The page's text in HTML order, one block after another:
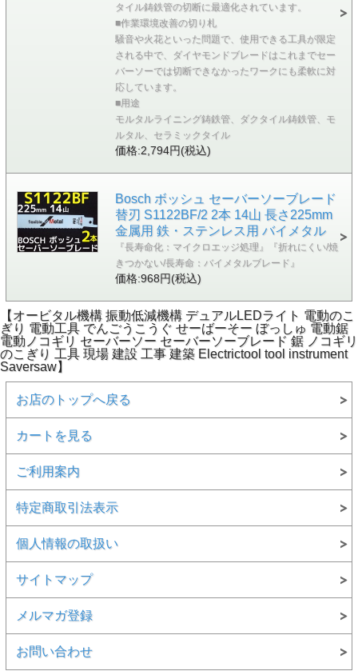
タイル鋳鉄管の切断に最適化されています。
■作業環境改善の切り札
騒音や火花といった問題で、使用できる工具が限定
される中で、ダイヤモンドブレードはこれまでセー
バーソーでは切断できなかったワークにも柔軟に対
応しています。
■用途
モルタルライニング鋳鉄管、ダクタイル鋳鉄管、モ
ルタル、セラミックタイル
価格:2,794円(税込)
Bosch ボッシュ セーバーソーブレード
替刃 S1122BF/2 2本 14山 長さ225mm
金属用 鉄・ステンレス用 バイメタル
『長寿命化：マイクロエッジ処理』『折れにくい/焼
きつかない/長寿命：バイメタルブレード』
価格:968円(税込)
【オービタル機構 振動低減機構 デュアルLEDライト 電動のこ
ぎり 電動工具 でんごうこうぐ せーばーそー ぼっしゅ 電動鋸
電動ノコギリ セーバーソー セーバーソーブレード 鋸 ノコギリ
のこぎり 工具 現場 建設 工事 建築 Electrictool tool instrument
Saversaw】
お店のトップへ戻る
カートを見る
ご利用案内
特定商取引法表示
個人情報の取扱い
サイトマップ
メルマガ登録
お問い合わせ